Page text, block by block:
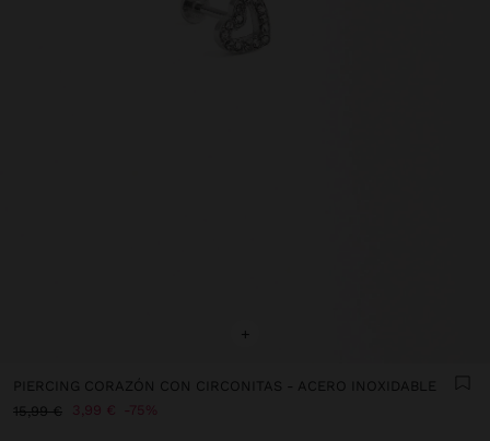
+
PIERCING CORAZÓN CON CIRCONITAS - ACERO INOXIDABLE
15,99 €
3,99 € 75%